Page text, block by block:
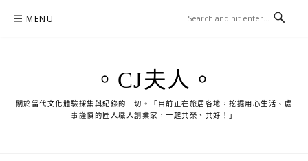
MENU
。CJ夫人。
關於當代文化體驗採集與紀錄的一切。「目前正在旅居各地，挖掘用心生活、處
事謹慎的匠人職人創業家，一起共榮、共好！」